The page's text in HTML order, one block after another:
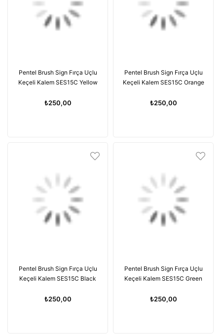
Pentel Brush Sign Fırça Uçlu
Keçeli Kalem SES15C Yellow
₺250,00
Pentel Brush Sign Fırça Uçlu
Keçeli Kalem SES15C Orange
₺250,00
Pentel Brush Sign Fırça Uçlu
Keçeli Kalem SES15C Black
₺250,00
Pentel Brush Sign Fırça Uçlu
Keçeli Kalem SES15C Green
₺250,00